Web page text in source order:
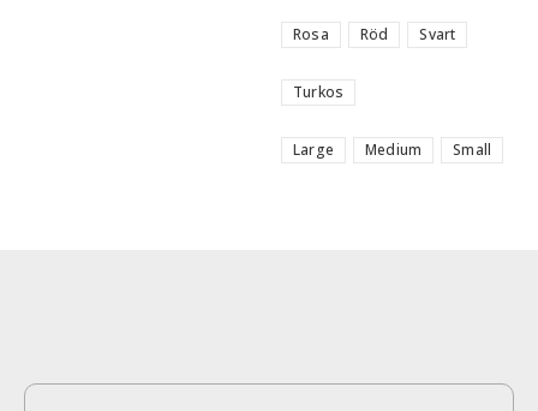
Rosa Röd Svart
Turkos
Large Medium Small